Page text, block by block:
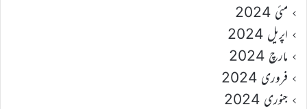
مئی 2024
اپریل 2024
مارچ 2024
فروری 2024
جنوری 2024